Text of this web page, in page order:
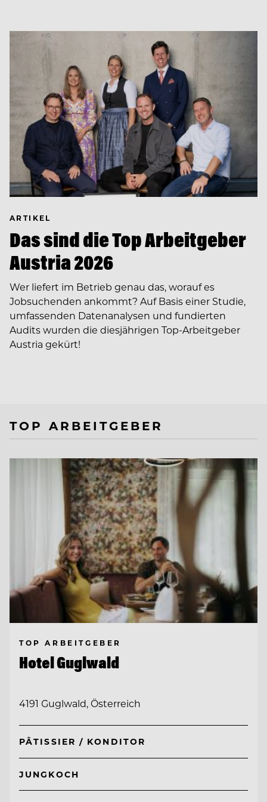
ARTIKEL
Das sind die Top Arbeitgeber
Austria 2026
Wer liefert im Betrieb genau das, worauf es
Jobsuchenden ankommt? Auf Basis einer Studie,
umfassenden Datenanalysen und fundierten
Audits wurden die diesjährigen Top-Arbeitgeber
Austria gekürt!
TOP ARBEITGEBER
TOP ARBEITGEBER
Hotel Guglwald
4191 Guglwald, Österreich
PÂTISSIER / KONDITOR
JUNGKOCH